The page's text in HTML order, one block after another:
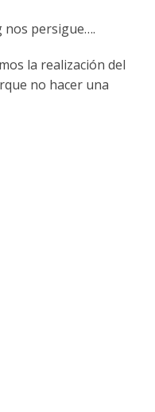
nos persigue….
la realización del
no hacer una